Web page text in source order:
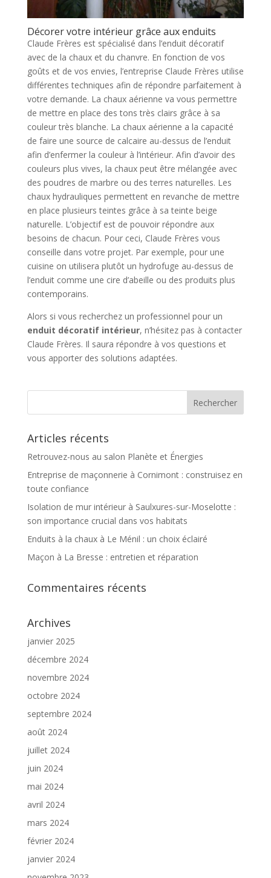
Décorer votre intérieur grâce aux enduits
Claude Frères est spécialisé dans l’enduit décoratif
avec de la chaux et du chanvre. En fonction de vos
goûts et de vos envies, l’entreprise Claude Frères utilise
différentes techniques afin de répondre parfaitement à
votre demande. La chaux aérienne va vous permettre
de mettre en place des tons très clairs grâce à sa
couleur très blanche. La chaux aérienne a la capacité
de faire une source de calcaire au-dessus de l’enduit
afin d’enfermer la couleur à l’intérieur. Afin d’avoir des
couleurs plus vives, la chaux peut être mélangée avec
des poudres de marbre ou des terres naturelles. Les
chaux hydrauliques permettent en revanche de mettre
en place plusieurs teintes grâce à sa teinte beige
naturelle. L’objectif est de pouvoir répondre aux
besoins de chacun. Pour ceci, Claude Frères vous
conseille dans votre projet. Par exemple, pour une
cuisine on utilisera plutôt un hydrofuge au-dessus de
l’enduit comme une cire d’abeille ou des produits plus
contemporains.
Alors si vous recherchez un professionnel pour un
enduit décoratif intérieur, n’hésitez pas à contacter
Claude Frères. Il saura répondre à vos questions et
vous apporter des solutions adaptées.
Articles récents
Retrouvez-nous au salon Planète et Énergies
Entreprise de maçonnerie à Cornimont : construisez en
toute confiance
Isolation de mur intérieur à Saulxures-sur-Moselotte :
son importance crucial dans vos habitats
Enduits à la chaux à Le Ménil : un choix éclairé
Maçon à La Bresse : entretien et réparation
Commentaires récents
Archives
janvier 2025
décembre 2024
novembre 2024
octobre 2024
septembre 2024
août 2024
juillet 2024
juin 2024
mai 2024
avril 2024
mars 2024
février 2024
janvier 2024